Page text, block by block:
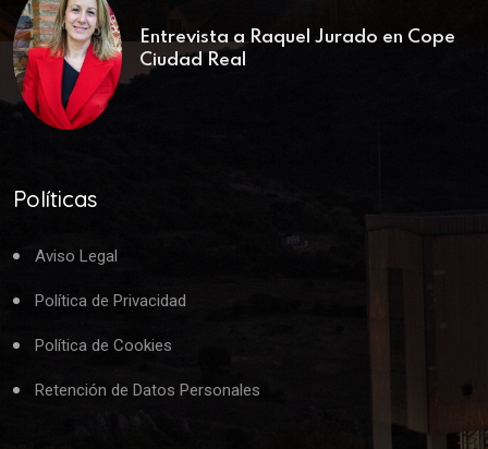
Entrevista a Raquel Jurado en Cope
Ciudad Real
Políticas
Aviso Legal
Política de Privacidad
Política de Cookies
Retención de Datos Personales